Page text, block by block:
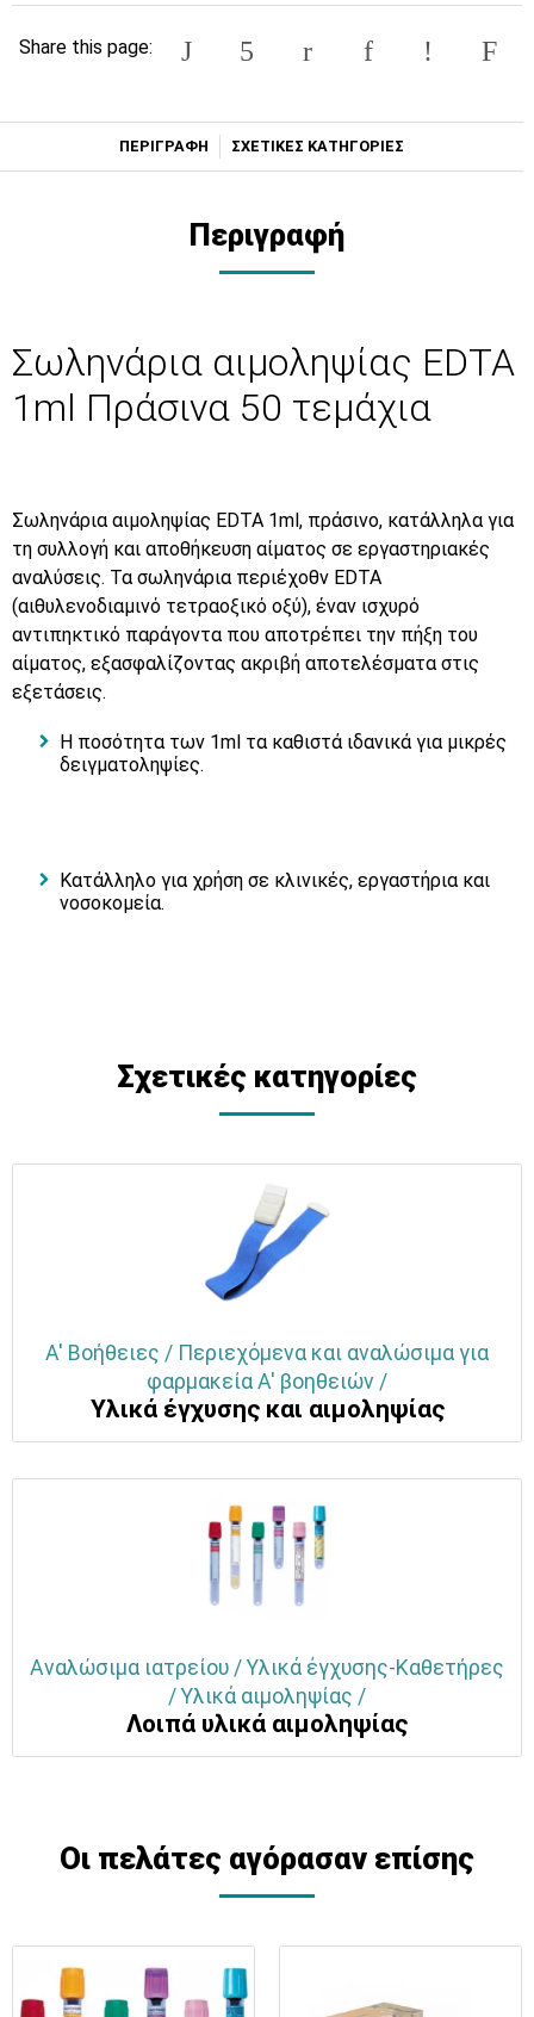
Share this page:
ΠΕΡΙΓΡΑΦΗ ΣΧΕΤΙΚΕΣ ΚΑΤΗΓΟΡΙΕΣ
Περιγραφή
Σωληνάρια αιμοληψίας EDTA
1ml Πράσινα 50 τεμάχια
Σωληνάρια αιμοληψίας EDTA 1ml, πράσινο, κατάλληλα για
τη συλλογή και αποθήκευση αίματος σε εργαστηριακές
αναλύσεις. Τα σωληνάρια περιέχοθν EDTA
(αιθυλενοδιαμινό τετραοξικό οξύ), έναν ισχυρό
αντιπηκτικό παράγοντα που αποτρέπει την πήξη του
αίματος, εξασφαλίζοντας ακριβή αποτελέσματα στις
εξετάσεις.
Η ποσότητα των 1ml τα καθιστά ιδανικά για μικρές
δειγματοληψίες.
Κατάλληλο για χρήση σε κλινικές, εργαστήρια και
νοσοκομεία.
Σχετικές κατηγορίες
Α' Βοήθειες / Περιεχόμενα και αναλώσιμα για
φαρμακεία Α' βοηθειών /
Yλικά έγχυσης και αιμοληψίας
Αναλώσιμα ιατρείου / Υλικά έγχυσης-Καθετήρες
/ Υλικά αιμοληψίας /
Λοιπά υλικά αιμοληψίας
Οι πελάτες αγόρασαν επίσης